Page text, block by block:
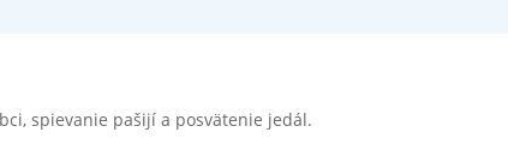
spievanie pašijí a posvätenie jedál.